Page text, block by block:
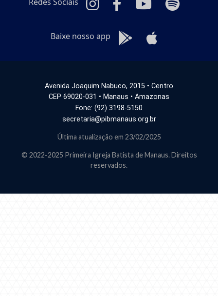
Baixe nosso app
Avenida Joaquim Nabuco, 2015 • Centro
CEP 69020-031 • Manaus • Amazonas
Fone: (92) 3198-5150
secretaria@pibmanaus.org.br
Última atualização em 23/02/2025
© 2022-2025 Primeira Igreja Batista de Manaus. Direitos
reservados.